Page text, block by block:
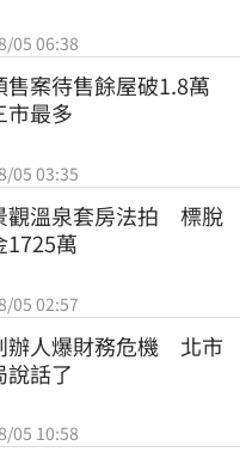
05 06:38
售案待售餘屋破1.8萬
市最多
05 03:35
觀溫泉套房法拍　標脫
1725萬
05 02:57
辦人爆財務危機　北市
說話了
05 10:58